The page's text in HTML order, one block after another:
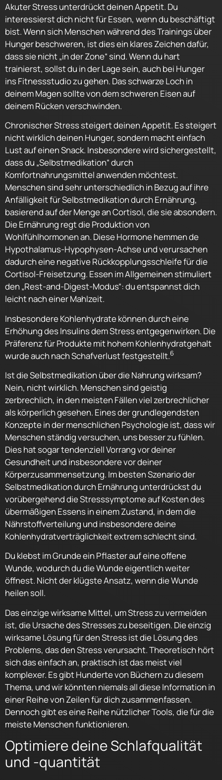
Akuter Stress unterdrückt deinen Appetit. Du
interessierst dich nicht für Essen, wenn du beschäftigt
bist. Wenn sich Menschen während des Trainings über
Hunger beschweren, ist dies ein klares Zeichen dafür,
dass sie nicht „in der Zone“ sind. Wenn du hart
trainierst, sollst du in der Lage sein, auch bei Hunger
ins Fitnessstudio zu gehen. Das schwarze Loch in
deinem Magen sollte von dem schweren Eisen auf
deinem Rücken verschwinden.
Chronischer Stress steigert deinen Appetit. Es steigert
nicht wirklich deinen Hunger, sondern macht einfach
Lust auf einen Snack. Insbesondere wird sichergestellt,
dass du „Selbstmedikation“ durch
Komfortnahrungsmittel anwenden möchtest.
Menschen sind sehr unterschiedlich in Bezug auf ihre
Anfälligkeit für Selbstmedikation durch Ernährung,
basierend auf der Menge an Cortisol, die sie absondern.
Die Ernährung regt die Produktion von
Wohlfühlhormonen an. Diese Hormone hemmen de
Hypothalamus-Hypophysen-Achse und verursachen
dadurch eine negative Rückkopplungsschleife für die
Cortisol-Freisetzung. Essen im Allgemeinen stimuliert
den „Rest-and-Digest-Modus“: du entspannst dich
leicht nach einer Mahlzeit.
Insbesondere Kohlenhydrate können durch eine
Erhöhung des Insulins dem Stress entgegenwirken. Die
Präferenz für Produkte mit hohem Kohlenhydratgehalt
wurde auch nach Schafverlust festgestellt.6
Ist die Selbstmedikation über die Nahrung wirksam?
Nein, nicht wirklich. Menschen sind geistig
zerbrechlich, in den meisten Fällen viel zerbrechlicher
als körperlich gesehen. Eines der grundlegendsten
Konzepte in der menschlichen Psychologie ist, dass wir
Menschen ständig versuchen, uns besser zu fühlen.
Dies hat sogar tendenziell Vorrang vor deiner
Gesundheit und insbesondere vor deiner
Körperzusammensetzung. Im besten Szenario der
Selbstmedikation durch Ernährung unterdrückst du
vorübergehend die Stresssymptome auf Kosten des
übermäßigen Essens in einem Zustand, in dem die
Nährstoffverteilung und insbesondere deine
Kohlenhydratverträglichkeit extrem schlecht sind.
Du klebst im Grunde ein Pflaster auf eine offene
Wunde, wodurch du die Wunde eigentlich weiter
öffnest. Nicht der klügste Ansatz, wenn die Wunde
heilen soll.
Das einzige wirksame Mittel, um Stress zu vermeiden
ist, die Ursache des Stresses zu beseitigen. Die einzig
wirksame Lösung für den Stress ist die Lösung des
Problems, das den Stress verursacht. Theoretisch hört
sich das einfach an, praktisch ist das meist viel
komplexer. Es gibt Hunderte von Büchern zu diesem
Thema, und wir könnten niemals all diese Information in
einer Reihe von Zeilen für dich zusammenfassen.
Dennoch gibt es eine Reihe nützlicher Tools, die für die
meiste Menschen funktionieren.
Optimiere deine Schlafqualität
und -quantität